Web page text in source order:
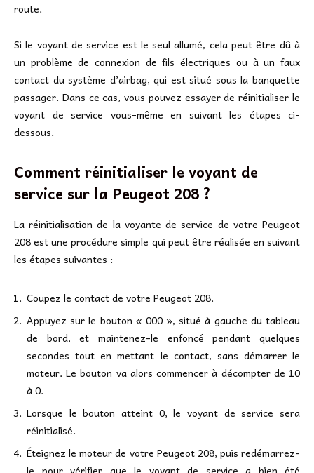
route.
Si le voyant de service est le seul allumé, cela peut être dû à
un problème de connexion de fils électriques ou à un faux
contact du système d’airbag, qui est situé sous la banquette
passager. Dans ce cas, vous pouvez essayer de réinitialiser le
voyant de service vous-même en suivant les étapes ci-
dessous.
Comment réinitialiser le voyant de
service sur la Peugeot 208 ?
La réinitialisation de la voyante de service de votre Peugeot
208 est une procédure simple qui peut être réalisée en suivant
les étapes suivantes :
Coupez le contact de votre Peugeot 208.
Appuyez sur le bouton « 000 », situé à gauche du tableau
de bord, et maintenez-le enfoncé pendant quelques
secondes tout en mettant le contact, sans démarrer le
moteur. Le bouton va alors commencer à décompter de 10
à 0.
Lorsque le bouton atteint 0, le voyant de service sera
réinitialisé.
Éteignez le moteur de votre Peugeot 208, puis redémarrez-